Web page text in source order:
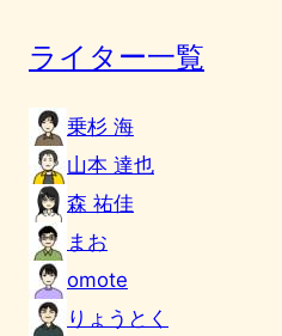
ライター一覧
乗杉 海
山本 達也
森 祐佳
まお
omote
りょうとく